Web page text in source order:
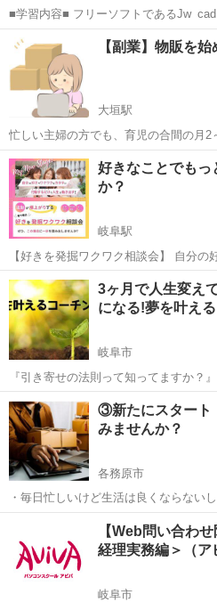
■学習内容■ フリーソフトであるJw_cadを使用して、線、移動、回転
などの基本機能や複雑なオブジェクト
能、寸法の記入、レイアウトと印刷方法など
聴した映像解説はご自宅のP...
岐阜 その他
【副業】物販を
大垣駅
忙しい主婦の方でも、育児の合間の月2
る物販を教えております。 初心者サポ
詳しく聞きたいという方はまずはご気
岐阜 大垣市 大垣駅 その他
好きなことでもっ
か？
岐阜駅
【好きを発掘ワクワク相談会】 自分の好きやワクワクを形に💕 ・ も
っともっと幸せな楽しい人生にしてい
相談会』に参加しませんか? ・ 最近、たくさんの方のお話しを聞かせ
ていただいている中で、 ...
岐阜 岐阜市 岐阜駅 生活知識
3ヶ月で人生変え
になる!夢を叶え
岐阜市
『引き寄せの法則って知ってますか？』 これって、良く聞いたりもす
るけど。でも、これにも実際に引き寄
合がありますよね？ 思い通りにいく人と行かない人….. その違いは
何????????? ど...
岐阜 岐阜市 生活知識 セッ
③新たにスタート
みませんか？
各務原市
・毎日忙しいけど生活は良くならないし、将来は
思っても忙しくてなかなか時間が取れない ・そもそも何をして
事に頑張る会社員の方で...
各務原市 生活知識 コ
【Web問い合わ
経理実務編＞（
岐阜市